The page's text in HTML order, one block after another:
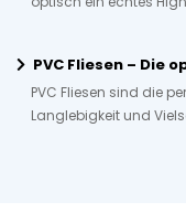
PVC Fliesen – Die
PVC Fliesen sind die
Langlebigkeit und